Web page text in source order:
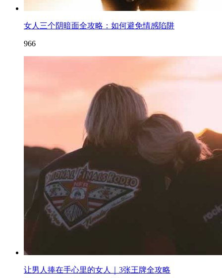
女人三个阴暗面全攻略：如何避免情感陷阱
966
让男人捧在手心里的女人｜3张王牌全攻略